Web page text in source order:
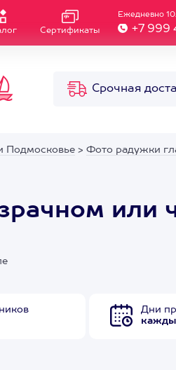
Сертификаты
Ежедневно
+7 999
Срочная
Подмосковье > Фото радужки
или
Дни